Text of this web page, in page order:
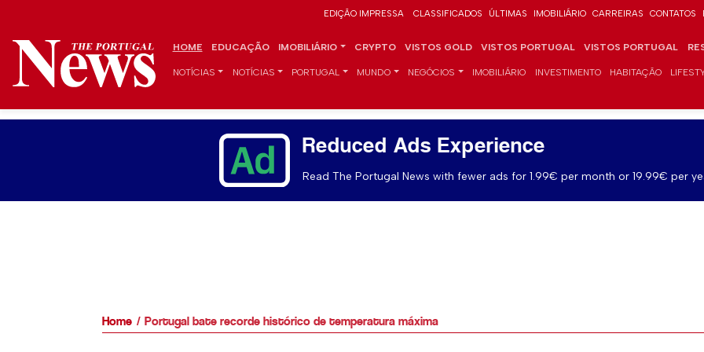
EDIÇÃO IMPRESSA CLASSIFICADOS ÚLTIMAS IMOBILIÁRIO CARREIRAS CONTATOS
HOME EDUCAÇÃO IMOBILIÁRIO CRYPTO VISTOS GOLD VISTOS PORTUGAL VISTOS PORTUGAL
NOTÍCIAS NOTÍCIAS PORTUGAL MUNDO NEGÓCIOS IMOBILIÁRIO INVESTIMENTO HABITAÇÃO
Reduced Ads Experience
Read The Portugal News with fewer ads for 1.99€ per month or 19.99€ per
Home Portugal bate recorde histórico de temperatura máxima